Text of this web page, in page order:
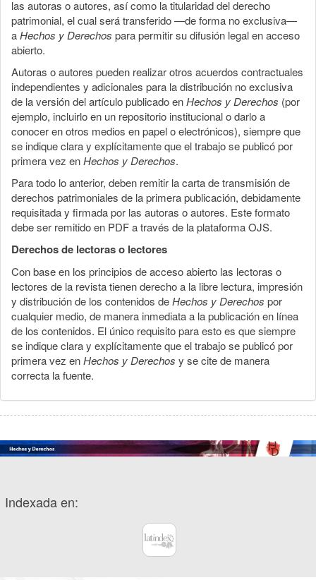
las autoras o autores, así como la titularidad del derecho
patrimonial, el cual será transferido —de forma no exclusiva—
aHechos y Derechos para permitir su difusión legal en acceso
abierto.
Autoras o autores pueden realizar otros acuerdos contractuales
independientes y adicionales para la distribución no exclusiva
de la versión del artículo publicado enHechos y Derechos (por
ejemplo, incluirlo en un repositorio institucional o darlo a
conocer en otros medios en papel o electrónicos), siempre que
se indique clara y explícitamente que el trabajo se publicó por
primera vez enHechos y Derechos.
Para todo lo anterior, deben remitir la carta de transmisión de
derechos patrimoniales de la primera publicación, debidamente
requisitada y firmada por las autoras o autores. Este formato
debe ser remitido en PDF a través de la plataforma OJS.
Derechos de lectoras o lectores
Con base en los principios de acceso abierto las lectoras o
lectores de la revista tienen derecho a la libre lectura, impresión
y distribución de los contenidos deHechos y Derechos por
cualquier medio, de manera inmediata a la publicación en línea
de los contenidos. El único requisito para esto es que siempre
se indique clara y explícitamente que el trabajo se publicó por
primera vez enHechos y Derechos y se cite de manera
correcta la fuente.
Indexada en: